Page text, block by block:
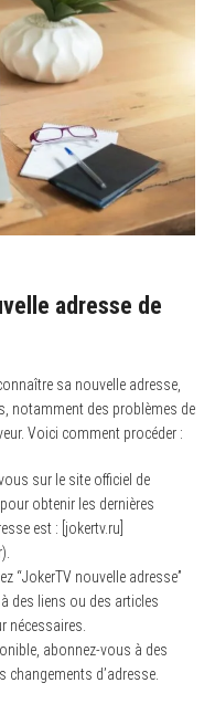
adresse de
sa nouvelle adresse,
notamment des problèmes de
Voici comment procéder :
sur le site officiel de
obtenir les dernières
est : [jokertv.ru]
“JokerTV nouvelle adresse”
des liens ou des articles
nécessaires.
abonnez-vous à des
changements d’adresse.